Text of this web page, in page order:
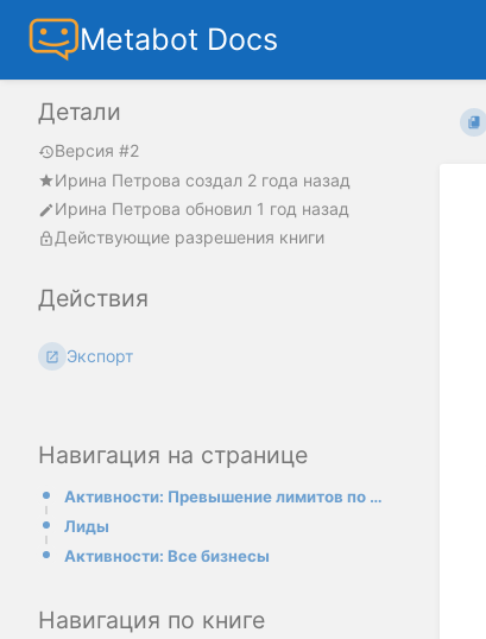
Metabot Docs
Навигация на странице
Активности: Превышение лимитов по всем бизнесам
Лиды
Активности: Все бизнесы
Навигация по книге
Детали
Версия #2
Ирина Петрова создал 2 года назад
Ирина Петрова обновил 1 год назад
Действующие разрешения книги
Действия
Экспорт